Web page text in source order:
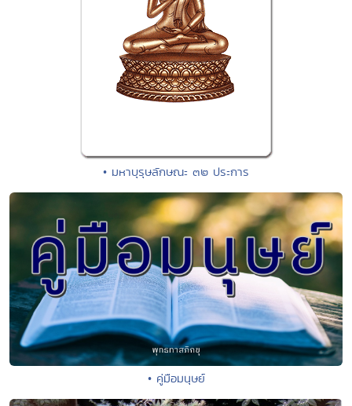
• มหาบุรุษลักษณะ ๓๒ ประการ
• คู่มือมนุษย์